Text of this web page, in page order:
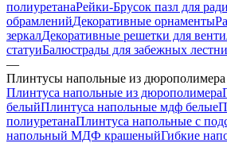
полиуретанаРейки-Брусок пазл для
обрамленийДекоративные орнаменты
зеркалДекоративные решетки для
статуиБалюстрады для забежных
—
Плинтусы напольные из
Плинтуса напольные из дюрополимера
белыйПлинтуса напольные мдф белые
полиуретанаПлинтуса напольные с
напольный МДФ крашеныйГибкие